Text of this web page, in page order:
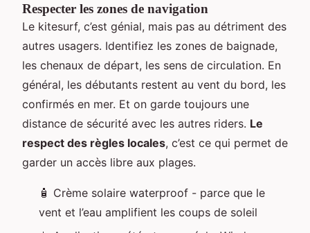
Respecter les zones de navigation
Le kitesurf, c’est génial, mais pas au détriment des
autres usagers. Identifiez les zones de baignade,
les chenaux de départ, les sens de circulation. En
général, les débutants restent au vent du bord, les
confirmés en mer. Et on garde toujours une
distance de sécurité avec les autres riders. Le
respect des règles locales, c’est ce qui permet de
garder un accès libre aux plages.
🧴 Crème solaire waterproof - parce que le
vent et l’eau amplifient les coups de soleil